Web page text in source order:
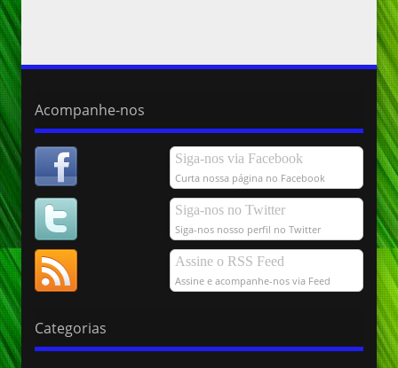
Acompanhe-nos
Siga-nos via Facebook
Curta nossa página no Facebook
Siga-nos no Twitter
Siga-nos nosso perfil no Twitter
Assine o RSS Feed
Assine e acompanhe-nos via Feed
Categorias